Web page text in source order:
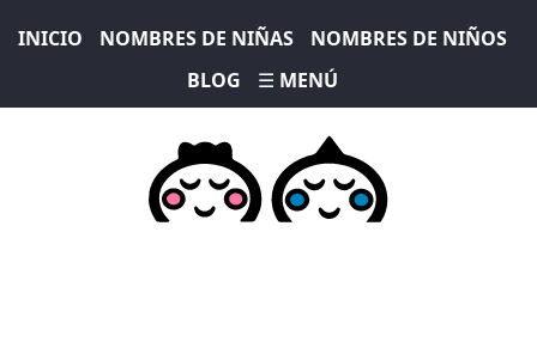
INICIO NOMBRES DE NIÑAS
NOMBRES DE NIÑOS
BLOG
☰ MENÚ